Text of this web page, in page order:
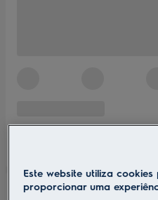
Este website utiliza cookies
proporcionar uma